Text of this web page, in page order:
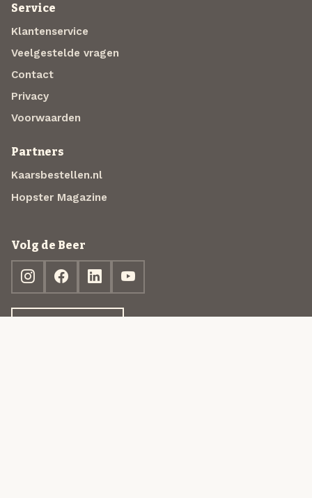
Service
Klantenservice
Veelgestelde vragen
Contact
Privacy
Voorwaarden
Partners
Kaarsbestellen.nl
Hopster Magazine
Volg de Beer